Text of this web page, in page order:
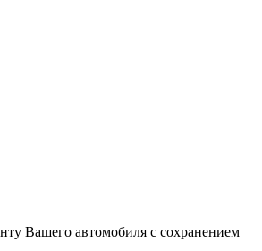
Вашего автомобиля с сохранением